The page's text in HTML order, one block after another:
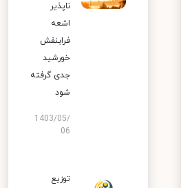
ناپذیر
اشعه
فرابنفش
خورشید
جدی گرفته
شود
1403/05/
06
توزیع